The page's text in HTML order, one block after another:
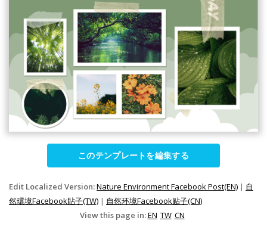
このテンプレートを編集する
Edit Localized Version:Nature Environment Facebook Post(EN) | 自
然環境Facebook貼子(TW) | 自然环境Facebook贴子(CN)
View this page in:EN TW CN